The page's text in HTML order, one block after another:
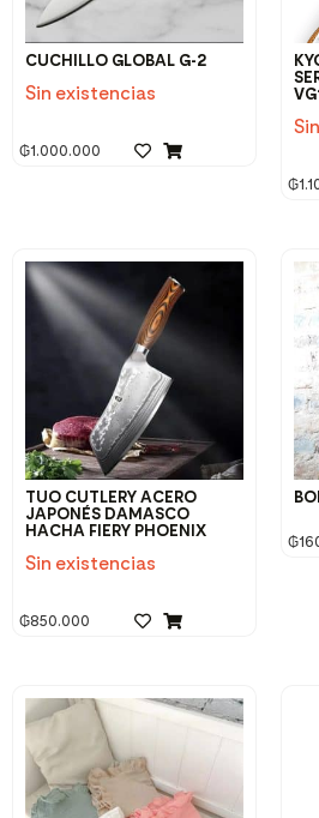
CUCHILLO GLOBAL G-2
Sin existencias
₲1.000.000
₲
TUO CUTLERY ACERO
JAPONÉS DAMASCO
HACHA FIERY PHOENIX
Sin existencias
₲850.000
₲